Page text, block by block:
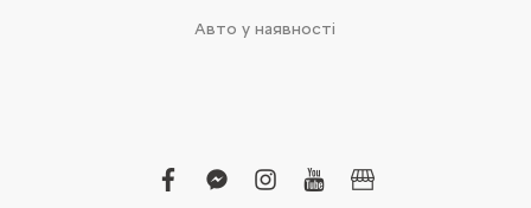
Авто у наявності
facebook
facebook-
instagram
youtubebusiness